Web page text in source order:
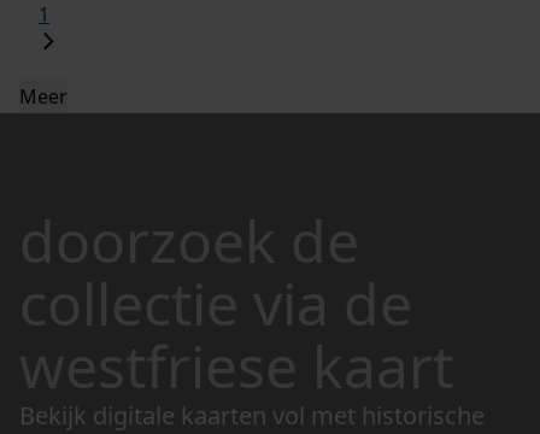
1
Meer
doorzoek de
collectie via de
westfriese kaart
Bekijk digitale kaarten vol met historische